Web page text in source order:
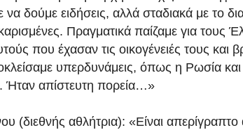
δούμε ειδήσεις, αλλά σταδιακά με το
Πραγματικά παίζαμε για τους
που έχασαν τις οικογένειές τους και
υπερδυνάμεις, όπως η Ρωσία
Ήταν απίστευτη πορεία…»
(διεθνής αθλήτρια): «Είναι